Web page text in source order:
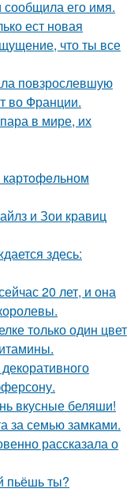
сообщила его имя.
ест новая
что ты все
повзрослевшую
во Франции.
в мире, их
и Зои кравиц
здесь:
20 лет, и она
только один цвет
вкусные беляши!
за семью замками.
рассказала о
пьёшь ты?